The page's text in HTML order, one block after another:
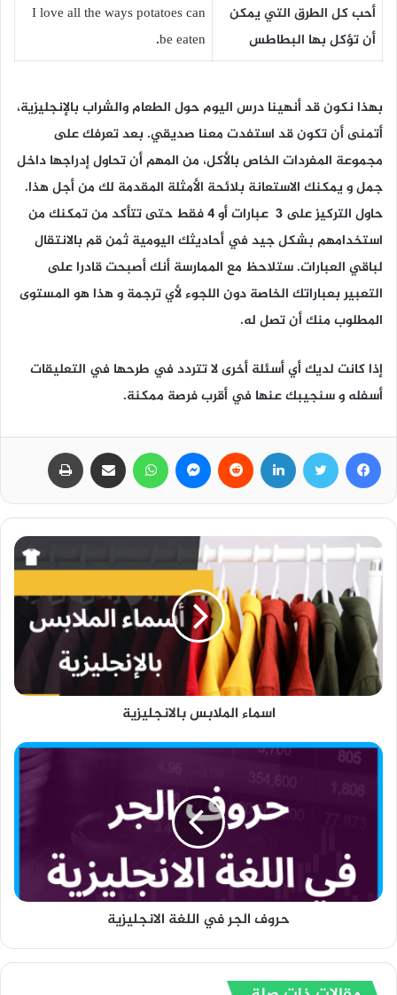
أحب كل الطرق التي يمكن
أن تؤكل بها البطاطس
I love all the ways potatoes can
be eaten.
بهذا نكون قد أنهينا درس اليوم حول الطعام والشراب بالإنجليزية،
أتمنى أن تكون قد استفدت معنا صديقي. بعد تعرفك على
مجموعة المفردات الخاص بالأكل، من المهم أن تحاول إدراجها داخل
جمل و يمكنك الاستعانة بلائحة الأمثلة المقدمة لك من أجل هذا.
حاول التركيز على 3 عبارات أو 4 فقط حتى تتأكد من تمكنك من
استخدامهم بشكل جيد في أحاديثك اليومية ثمن قم بالانتقال
لباقي العبارات. ستلاحظ مع الممارسة أنك أصبحت قادرا على
التعبير بعباراتك الخاصة دون اللجوء لأي ترجمة و هذا هو المستوى
المطلوب منك أن تصل له.
إذا كانت لديك أي أسئلة أخرى لا تتردد في طرحها في التعليقات
أسفله و سنجيبك عنها في أقرب فرصة ممكنة.
فيسبوك تويتر لينكدإن ماسنجر واتساب مشاركة عبر البريد
اسماء الملابس بالانجليزية
حروف الجر في اللغة الانجليزية